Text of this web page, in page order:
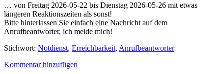
… von Freitag 2026-05-22 bis Dienstag 2026-05-26 mit etwas
längeren Reaktionszeiten als sonst!
Bitte hinterlassen Sie einfach eine Nachricht auf dem
Anrufbeantworter, ich melde mich!
Stichwort: Notdienst, Erreichbarkeit, Anrufbeantworter
Kommentar hinzufügen